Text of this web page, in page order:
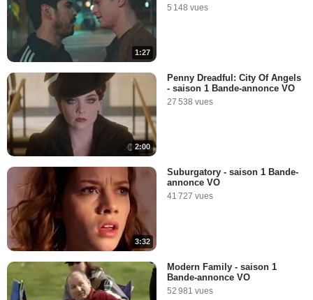
1:27
5 148 vues
2:00
Penny Dreadful: City Of Angels
- saison 1 Bande-annonce VO
27 538 vues
3:32
Suburgatory - saison 1 Bande-
annonce VO
41 727 vues
Modern Family - saison 1
Bande-annonce VO
52 981 vues